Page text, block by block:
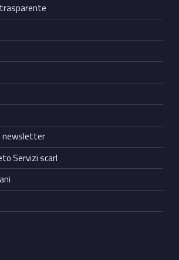
newsletter
Servizi scarl